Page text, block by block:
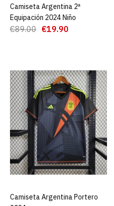
AGREGAR AL CARRO
Camiseta Argentina 2ª
Equipación 2024 Niño
€89.00 €19.90
AGREGAR AL CARRO
Camiseta Argentina Portero